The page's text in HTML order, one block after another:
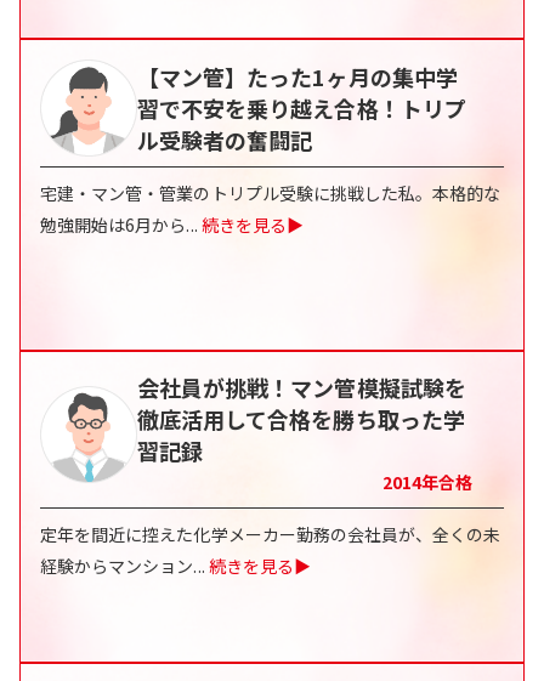
【マン管】たった1ヶ月の集中学
習で不安を乗り越え合格！トリプ
ル受験者の奮闘記
宅建・マン管・管業のトリプル受験に挑戦した私。本格的な
勉強開始は6月から... 続きを見る▶
会社員が挑戦！マン管模擬試験を
徹底活用して合格を勝ち取った学
習記録
2014年合格
定年を間近に控えた化学メーカー勤務の会社員が、全くの未
経験からマンション... 続きを見る▶